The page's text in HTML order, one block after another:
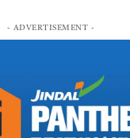
- ADVERTISEMENT -